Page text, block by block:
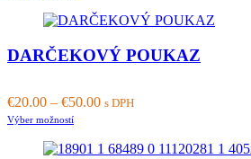
DARČEKOVÝ POUKAZ
€20.00 – €50.00 s DPH
Výber možnostíThis
has